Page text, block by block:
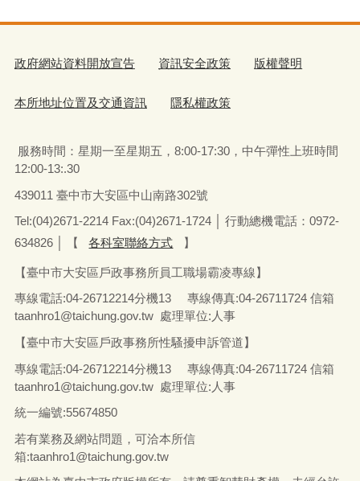
政府網站資料開放宣告 資訊安全政策 版權聲明
本所地址位置及交通資訊 隱私權政策
服務時間：星期一至星期五 ， 8:00-17:30，中午彈性上班時間
12:00-13:.30
439011 臺中市大安區中山南路302號
Tel:(04)2671-2214 Fax:(04)2671-1724 │ 行動總機電話：0972-
634826
【 各科室聯絡方式 】
【臺中市大安區戶政事務所員工職場霸凌專線】
專線電話:04-26712214分機13 專線傳真:04-26711724 信箱
taanhro1@taichung.gov.tw 處理單位:人事
【臺中市大安區戶政事務所性騷擾申訴管道】
專線電話:04-26712214分機13 專線傳真:04-26711724 信箱
taanhro1@taichung.gov.tw 處理單位:人事
統一編號:55674850
若有業務及網站問題，可洽本所信
箱:taanhro1@taichung.gov.tw